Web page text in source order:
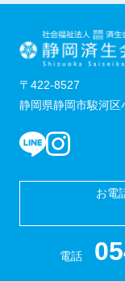
〒422-8527
静岡県静岡市駿河
お電
電話